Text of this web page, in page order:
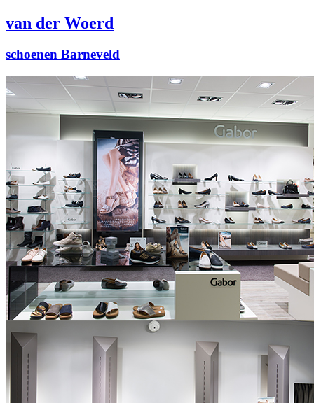
van der Woerd
schoenen Barneveld